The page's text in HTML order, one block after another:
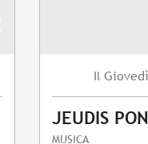
Il Giovedì
JEUDIS
MUSICA